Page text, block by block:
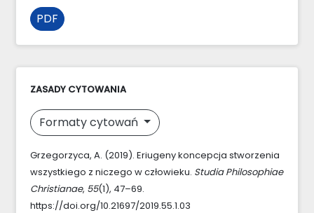
PDF
ZASADY CYTOWANIA
Formaty cytowań
Grzegorzyca, A. (2019). Eriugeny koncepcja stworzenia
wszystkiego z niczego w człowieku. Studia Philosophiae
Christianae, 55(1), 47–69.
https://doi.org/10.21697/2019.55.1.03